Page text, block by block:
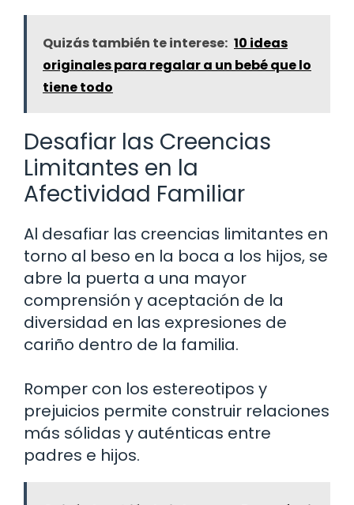
Quizás también te interese: 10 ideas
originales para regalar a un bebé que lo
tiene todo
Desafiar las Creencias
Limitantes en la
Afectividad Familiar
Al desafiar las creencias limitantes en
torno al beso en la boca a los hijos, se
abre la puerta a una mayor
comprensión y aceptación de la
diversidad en las expresiones de
cariño dentro de la familia.
Romper con los estereotipos y
prejuicios permite construir relaciones
más sólidas y auténticas entre
padres e hijos.